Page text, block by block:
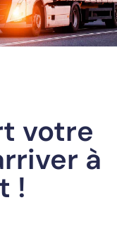
votre
à
!